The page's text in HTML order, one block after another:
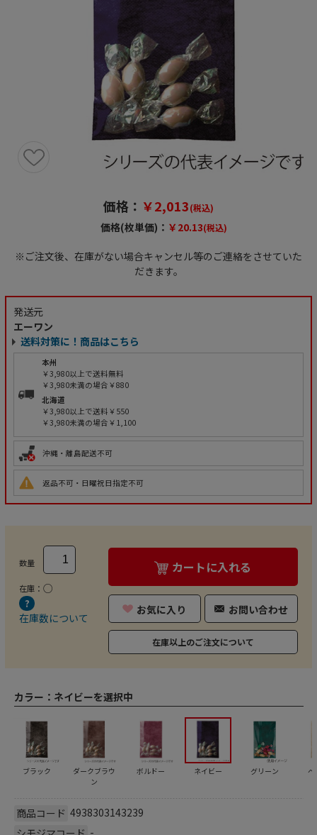
価格： ￥2,013(税込)
価格(枚単価)： ￥20.13(税込)
※ご注文後、在庫がない場合キャンセル等のご連絡をさせていた
だきます。
発送元
エーワン
送料対策に！商品はこちら
本州
￥3,980以上で送料無料
￥3,980未満の場合￥880
北海道
￥3,980以上で送料￥550
￥3,980未満の場合￥1,100
沖縄・離島配送不可
返品不可・日曜祝日指定不可
数量
在庫： ○
在庫数について
カートに入れる
お気に入り お問い合わせ
在庫以上のご注文について
カラー： ネイビーを選択中
ブラック
ダークブラウ
ン
ボルドー ネイビー グリーン ベ
商品コード 4938303143239